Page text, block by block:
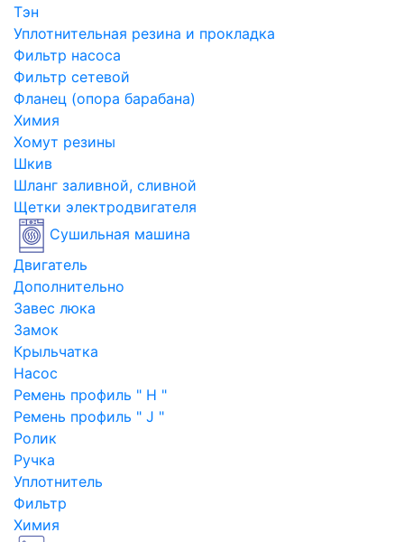
Тэн
Уплотнительная резина и прокладка
Фильтр насоса
Фильтр сетевой
Фланец (опора барабана)
Химия
Хомут резины
Шкив
Шланг заливной, сливной
Щетки электродвигателя
Сушильная машина
Двигатель
Дополнительно
Завес люка
Замок
Крыльчатка
Насос
Ремень профиль " H "
Ремень профиль " J "
Ролик
Ручка
Уплотнитель
Фильтр
Химия